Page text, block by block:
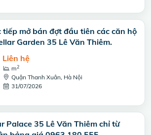
mở bán đợt đầu tiên các căn hộ
Garden 35 Lê Văn Thiêm.
Liên hệ
m2
Quận Thanh Xuân, Hà Nội
31/07/2026
Palace 35 Lê Văn Thiêm chỉ từ